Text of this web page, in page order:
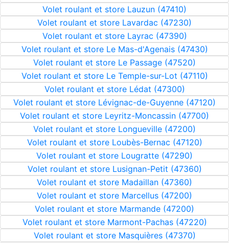
Volet roulant et store Lauzun (47410)
Volet roulant et store Lavardac (47230)
Volet roulant et store Layrac (47390)
Volet roulant et store Le Mas-d'Agenais (47430)
Volet roulant et store Le Passage (47520)
Volet roulant et store Le Temple-sur-Lot (47110)
Volet roulant et store Lédat (47300)
Volet roulant et store Lévignac-de-Guyenne (47120)
Volet roulant et store Leyritz-Moncassin (47700)
Volet roulant et store Longueville (47200)
Volet roulant et store Loubès-Bernac (47120)
Volet roulant et store Lougratte (47290)
Volet roulant et store Lusignan-Petit (47360)
Volet roulant et store Madaillan (47360)
Volet roulant et store Marcellus (47200)
Volet roulant et store Marmande (47200)
Volet roulant et store Marmont-Pachas (47220)
Volet roulant et store Masquières (47370)